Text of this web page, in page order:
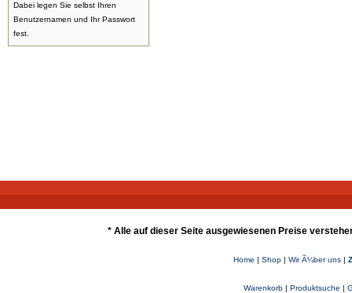
Dabei legen Sie selbst Ihren
Benutzernamen und Ihr Passwort
fest.
* Alle auf dieser Seite ausgewiesenen Preise
Home | Shop| Wir Ã¼ber uns|
Warenkorb| Produktsuche |